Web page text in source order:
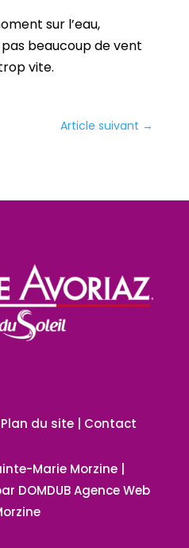
sur l’eau,
beaucoup de vent
vite.
Article suivant →
Plan du site Contact
Marie Morzine |
DOMDUB Agence Web